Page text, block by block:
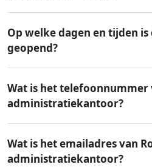
Op welke dagen en tijden
geopend?
Wat is het telefoonnummer
administratiekantoor?
Wat is het emailadres van
administratiekantoor?